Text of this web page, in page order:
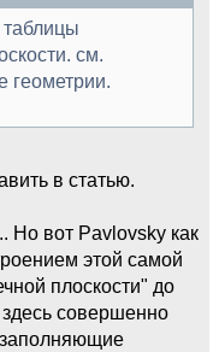
см.
геометрии.
в статью.
Но вот Pavlovsky как
этой самой
плоскости" до
совершенно
заполняющие